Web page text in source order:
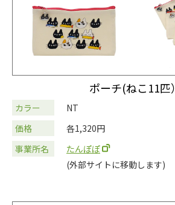
ポーチ(ねこ11匹）
カラー
NT
価格
各1,320円
事業所名
たんぽぽ
(外部サイトに移動します)